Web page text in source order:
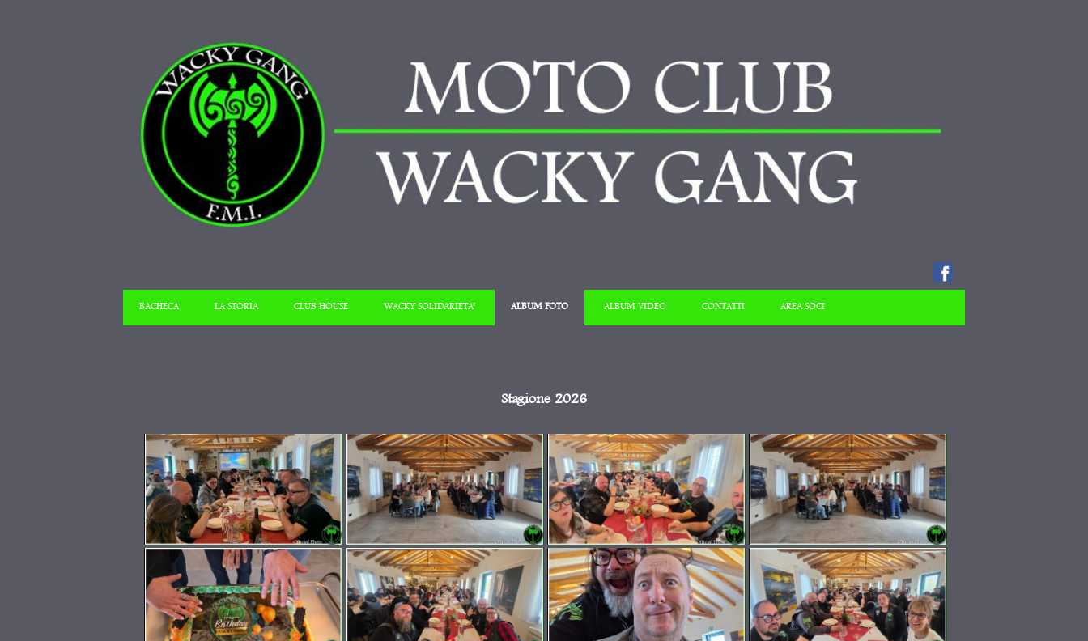
BACHECA LA STORIA CLUB HOUSE WACKY SOLIDARIETA’ ALBUM FOTO ALBUM VIDEO CONTATTI AREA SOCI
Stagione 2026